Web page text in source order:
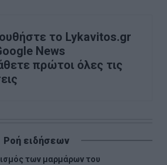
το Lykavitos.gr
News
πρώτοι όλες τις
Ροή ειδήσεων
των μαρμάρων του